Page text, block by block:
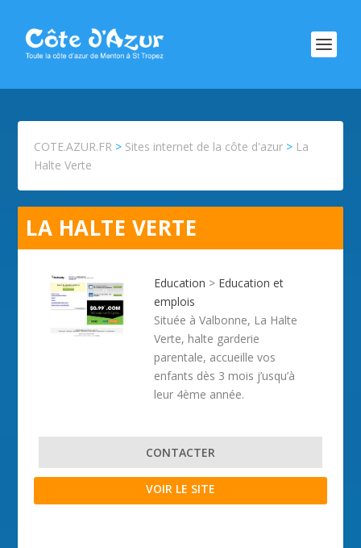
COTE.AZUR.FR > Sites internet de la côte d'azur > La
Halte Verte
LA HALTE VERTE
Education > Education et
emplois
Située à Valbonne, La Halte
Verte, halte garderie
parentale, accueille vos
enfants dès 3 mois j’usqu’à
leur 4ème année.
CONTACTER
VOIR LE SITE